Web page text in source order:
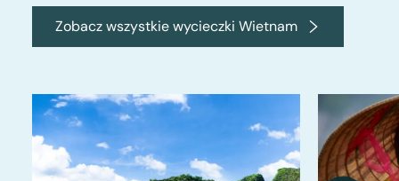
Zobacz wszystkie wycieczki Wietnam